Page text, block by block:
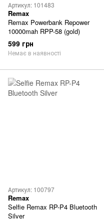
Артикул: 101483
Remax
Remax Powerbank Repower
10000mah RPP-58 (gold)
599 грн
Немає в наявності
Артикул: 100797
Remax
Selfie Remax RP-P4 Bluetooth
Silver